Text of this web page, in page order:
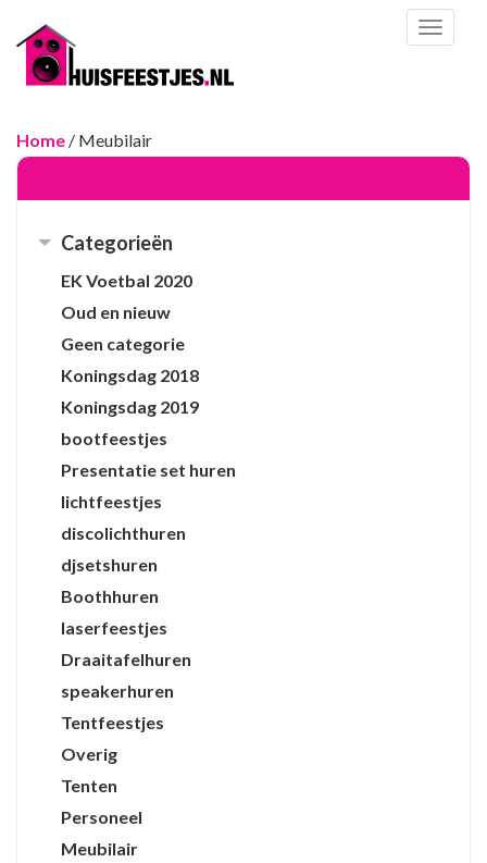
Toggle
Home / Meubilair
Categorieën
EK Voetbal 2020
Oud en nieuw
Geen categorie
Koningsdag 2018
Koningsdag 2019
bootfeestjes
Presentatie set huren
lichtfeestjes
discolichthuren
djsetshuren
Boothhuren
laserfeestjes
Draaitafelhuren
speakerhuren
Tentfeestjes
Overig
Tenten
Personeel
Meubilair